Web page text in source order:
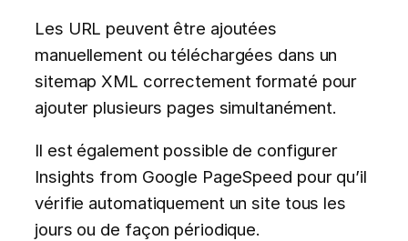
Les URL peuvent être ajoutées
manuellement ou téléchargées dans un
sitemap XML correctement formaté pour
ajouter plusieurs pages simultanément.
Il est également possible de configurer
Insights from Google PageSpeed pour qu’il
vérifie automatiquement un site tous les
jours ou de façon périodique.